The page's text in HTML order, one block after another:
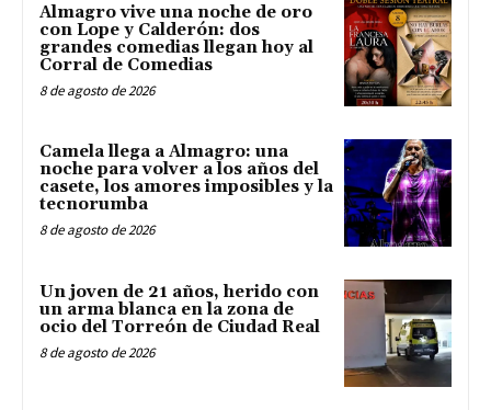
Almagro vive una noche de oro
con Lope y Calderón: dos
grandes comedias llegan hoy al
Corral de Comedias
8 de agosto de 2026
Camela llega a Almagro: una
noche para volver a los años del
casete, los amores imposibles y la
tecnorumba
8 de agosto de 2026
Un joven de 21 años, herido con
un arma blanca en la zona de
ocio del Torreón de Ciudad Real
8 de agosto de 2026